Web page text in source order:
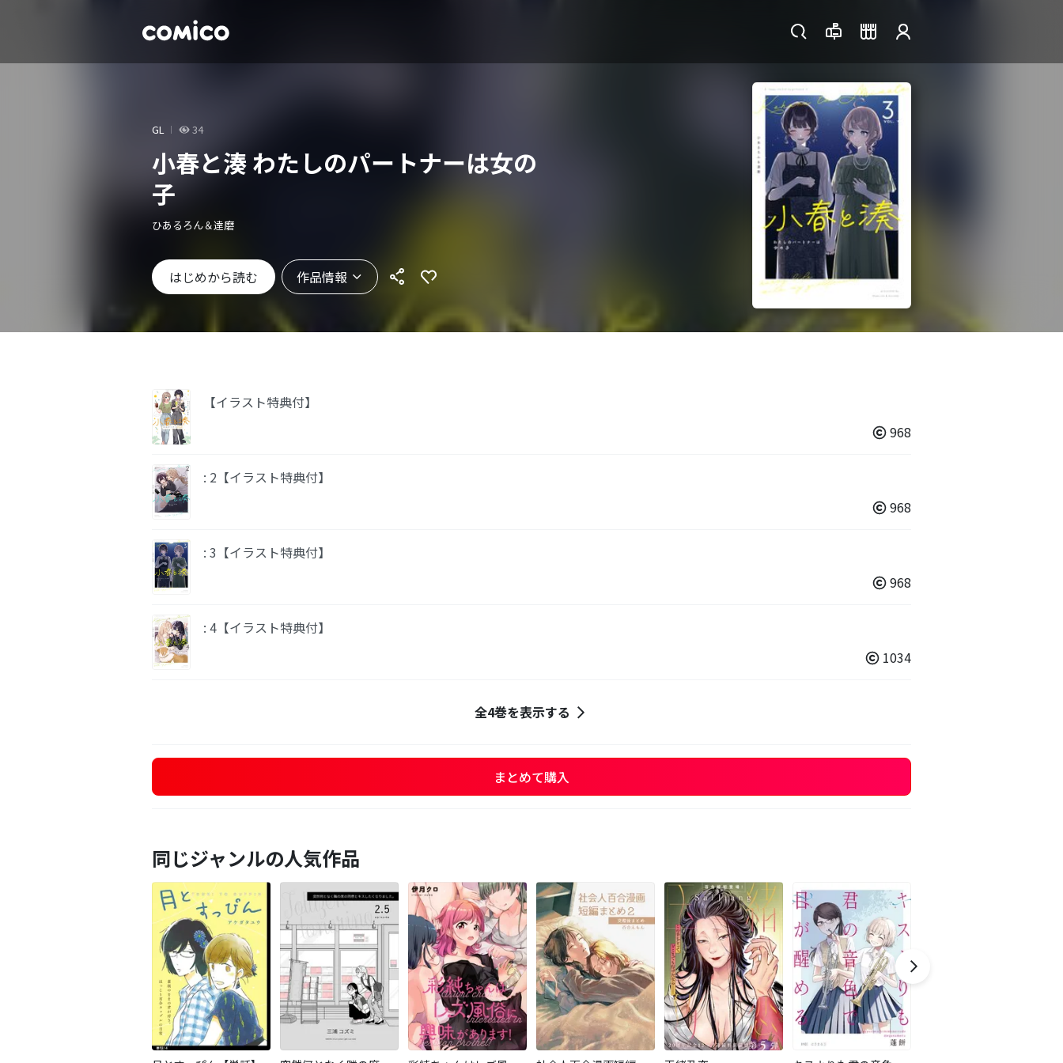
GL 34
小春と湊 わたしのパートナーは女の
子
ひあるろん＆達磨
はじめから読む 作品情報
【イラスト特典付】
968
: 2【イラスト特典付】
968
: 3【イラスト特典付】
968
: 4【イラスト特典付】
1034
全4巻を表示する
まとめて購入
同じジャンルの人気作品